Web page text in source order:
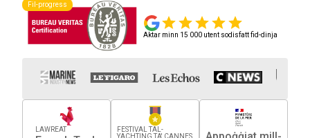
Fil-progress
Aktar minn 15 000 utent sodisfatt fid-dinja
LAWREAT
FESTIVAL TAL-
YACHTING TA' CANNES